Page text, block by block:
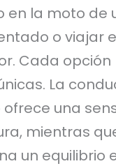
en la moto de
o viajar
Cada opción
La
una
mientras
un equilibrio